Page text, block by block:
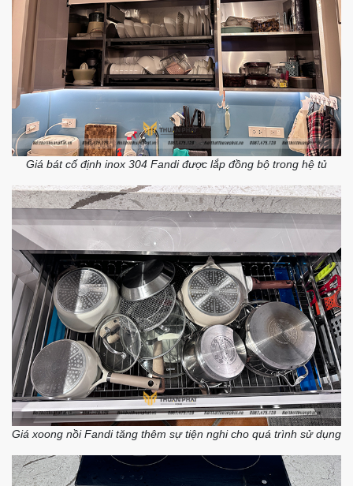
Giá bát cố định inox 304 Fandi được lắp đồng bộ trong hệ tủ
Giá xoong nồi Fandi tăng thêm sự tiện nghi cho quá trình sử dụng